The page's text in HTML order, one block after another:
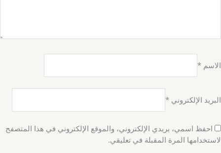
الاسم *
البريد الإلكتروني *
احفظ اسمي، بريدي الإلكتروني، والموقع الإلكتروني في هذا المتصفح
لاستخدامها المرة المقبلة في تعليقي.